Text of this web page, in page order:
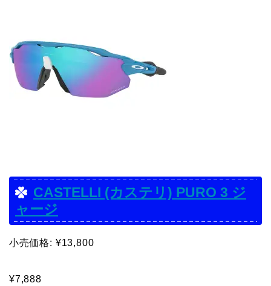
CASTELLI (カステリ) PURO 3 ジ
ャージ
小売価格: ¥13,800
¥7,888